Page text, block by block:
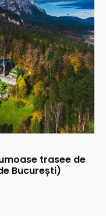
trasee de
București)